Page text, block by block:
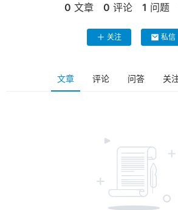
0 文章 0 评论 1 问题
关注 私信
文章 评论 问答 关